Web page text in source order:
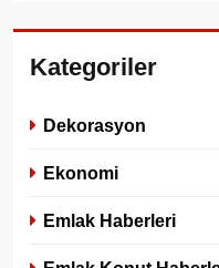
Kategoriler
Dekorasyon
Ekonomi
Emlak Haberleri